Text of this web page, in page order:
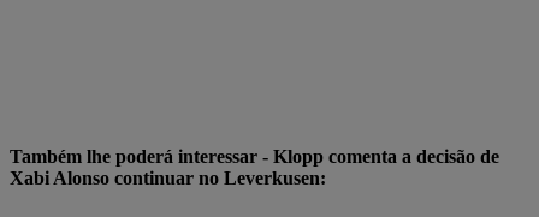
Também lhe poderá interessar - Klopp comenta a decisão de
Xabi Alonso continuar no Leverkusen: